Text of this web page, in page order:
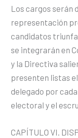
Los cargos serán
representación
candidatos
se integrarán en
y la Directiva
presenten listas
delegado por
electoral y el
CAPÍTULO VI.